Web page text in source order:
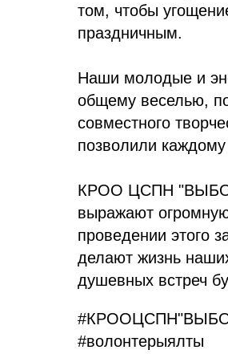
том, чтобы
праздничным.
Наши молодые и
общему веселью,
совместного
позволили
КРОО ЦСПН "ВЫБОР"
выражают
проведении этого
делают жизнь
душевных встреч
#волонтерыялты